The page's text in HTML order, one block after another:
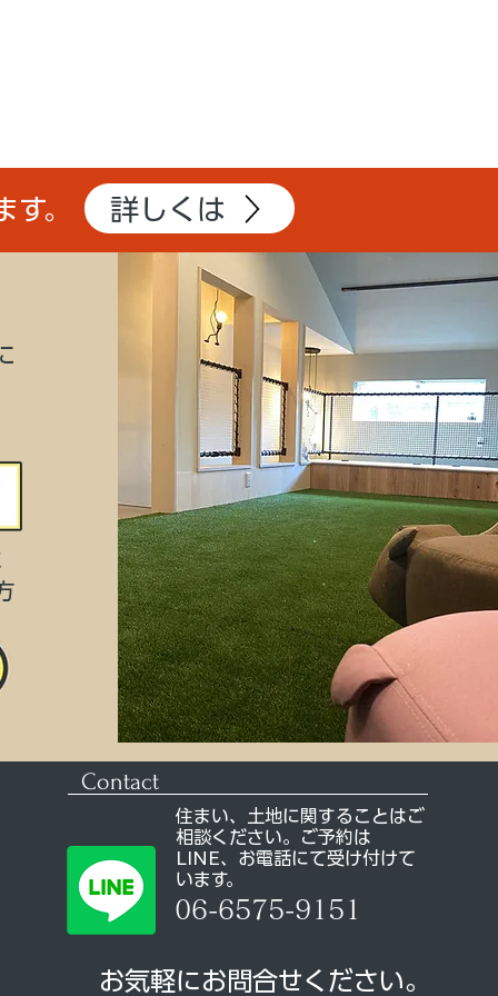
。 詳しくは
Contact
住まい、土地に関することはご
相談ください。ご予約は
LINE、お電話にて受け付けて
います。
お気軽にお問合せください。
06-6575-9151